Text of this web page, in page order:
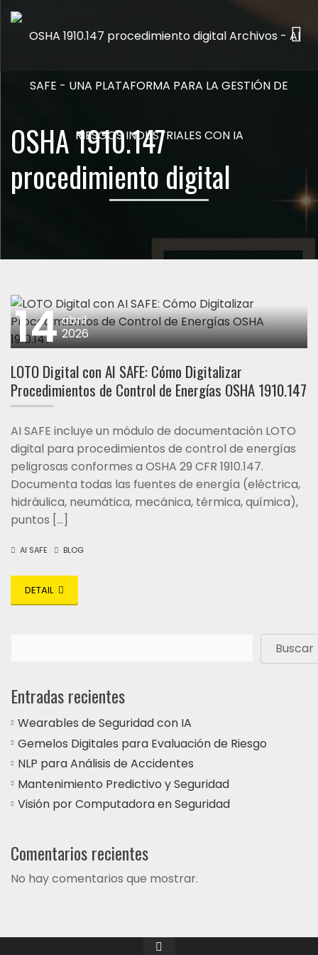
OSHA 1910.147
procedimiento digital
14 abril
2026
LOTO Digital con AI SAFE: Cómo Digitalizar
Procedimientos de Control de Energías OSHA 1910.147
AI SAFE incluye un módulo de documentación LOTO
digital para procedimientos de control de energías
peligrosas conformes a OSHA 29 CFR 1910.147.
Documenta todas las fuentes de energía (eléctrica,
hidráulica, neumática, mecánica, térmica, química),
puntos […]
AI SAFE BLOG
DETAIL
Buscar
Entradas recientes
Wearables de Seguridad con IA
Gemelos Digitales para Evaluación de Riesgo
NLP para Análisis de Accidentes
Mantenimiento Predictivo y Seguridad
Visión por Computadora en Seguridad
Comentarios recientes
No hay comentarios que mostrar.